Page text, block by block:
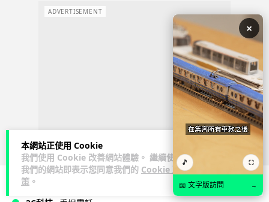
本網站正使用 Cookie
我們使用 Cookie 改善網站體驗。 繼續使用
我們的網站即表示您同意我們的 Cookie 政
策 。
ADVERTISEMENT
×
🎵 ⛶
📖 文字版訪問 →